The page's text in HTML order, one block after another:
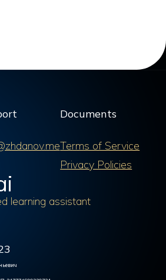
Documents
Terms of Service
Privacy Policies
learning assistant